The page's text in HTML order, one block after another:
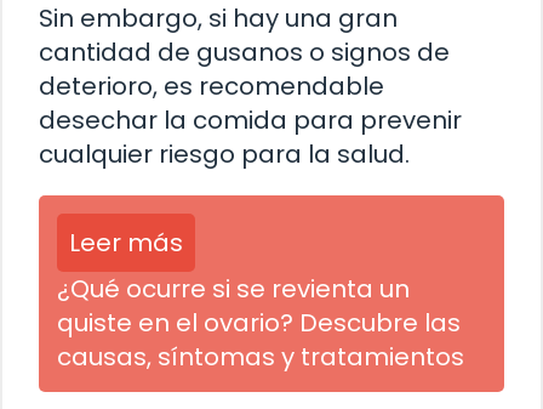
Sin embargo, si hay una gran
cantidad de gusanos o signos de
deterioro, es recomendable
desechar la comida para prevenir
cualquier riesgo para la salud.
Leer más
¿Qué ocurre si se revienta un
quiste en el ovario? Descubre las
causas, síntomas y tratamientos